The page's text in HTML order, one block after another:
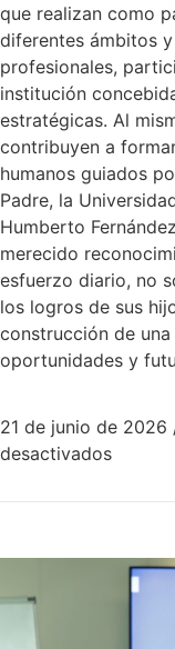
que realizan como
diferentes ámbitos
profesionales,
institución
estratégicas. Al
contribuyen a
humanos guiados
Padre, la
Humberto
merecido
esfuerzo diario, no
los logros de sus
construcción de
oportunidades y
21 de junio de 2026
desactivados